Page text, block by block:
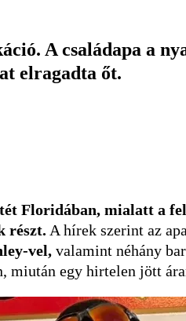
A családapa a
elragadta őt.
Floridában, mialatt a
részt. A hírek szerint az
vel, valamint néhány
miután egy hirtelen jött